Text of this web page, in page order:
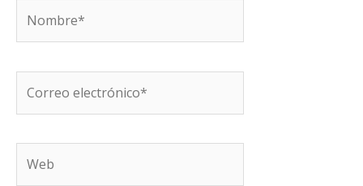
electrónico*